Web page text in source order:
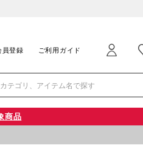
員登録 ご利用ガイド
商品